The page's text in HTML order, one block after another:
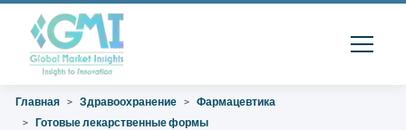
Главная Здравоохранение
Фармацевтика
Готовые лекарственные формы